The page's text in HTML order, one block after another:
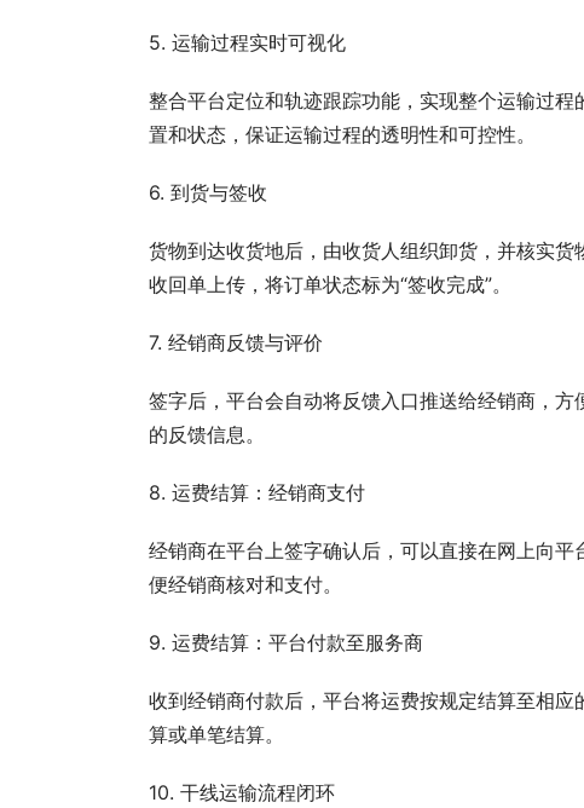
5. 运输过程实时可视化
整合平台定位和轨迹跟踪功能，实现整个运输过
置和状态，保证运输过程的透明性和可控性。
6. 到货与签收
货物到达收货地后，由收货人组织卸货，并核实
收回单上传，将订单状态标为“签收完成”。
7. 经销商反馈与评价
签字后，平台会自动将反馈入口推送给经销商，
的反馈信息。
8. 运费结算：经销商支付
经销商在平台上签字确认后，可以直接在网上向
便经销商核对和支付。
9. 运费结算：平台付款至服务商
收到经销商付款后，平台将运费按规定结算至相
算或单笔结算。
10. 干线运输流程闭环